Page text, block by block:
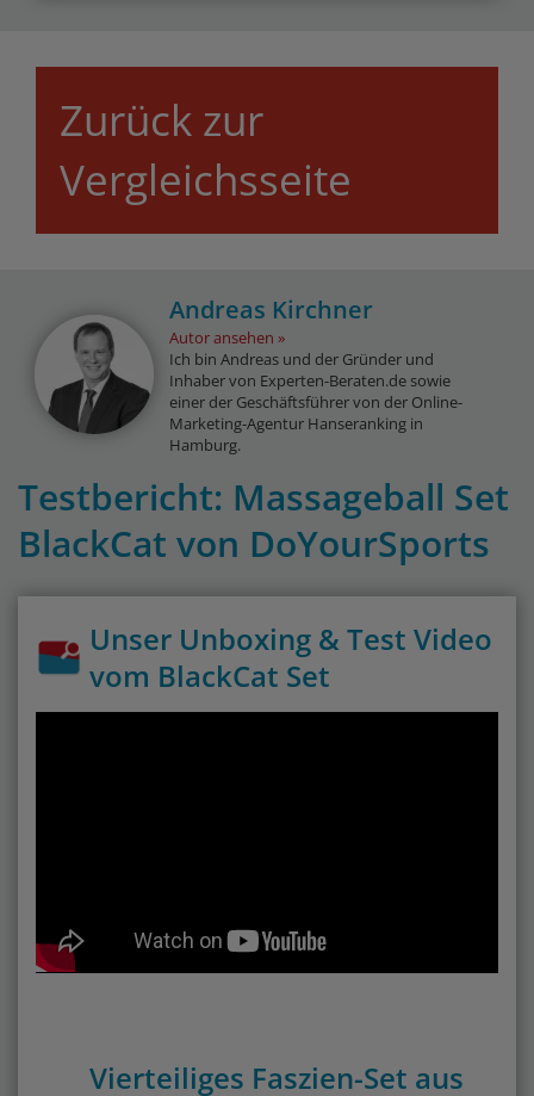
Zurück zur
Vergleichsseite
Andreas Kirchner
Autor ansehen
Ich bin Andreas und der Gründer und
Inhaber von Experten-Beraten.de sowie
einer der Geschäftsführer von der Online-
Marketing-Agentur Hanseranking in
Hamburg.
Testbericht: Massageball Set
BlackCat von DoYourSports
Unser Unboxing & Test Video
vom BlackCat Set
Vierteiliges Faszien-Set aus